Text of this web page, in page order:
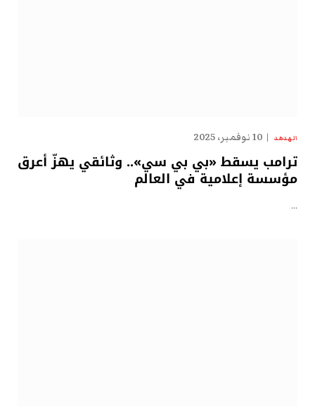
الهدهد 10 نوفمبر، 2025
ترامب يسقط «بي بي سي».. وثائقي يهزّ أعرق
مؤسسة إعلامية في العالم
…